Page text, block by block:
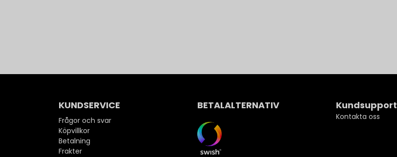
KUNDSERVICE
Frågor och svar
Köpvillkor
Betalning
Frakter
BETALALTERNATIV Kundsupport
Kontakta oss